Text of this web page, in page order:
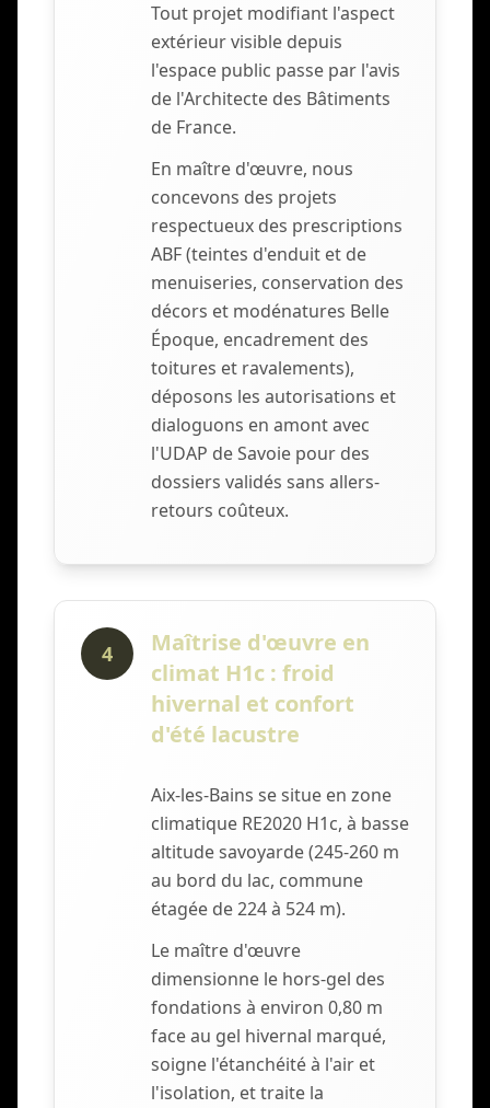
Tout projet modifiant l'aspect
extérieur visible depuis
l'espace public passe par l'avis
de l'Architecte des Bâtiments
de France.
En maître d'œuvre, nous
concevons des projets
respectueux des prescriptions
ABF (teintes d'enduit et de
menuiseries, conservation des
décors et modénatures Belle
Époque, encadrement des
toitures et ravalements),
déposons les autorisations et
dialoguons en amont avec
l'UDAP de Savoie pour des
dossiers validés sans allers-
retours coûteux.
4
Maîtrise d'œuvre en
climat H1c : froid
hivernal et confort
d'été lacustre
Aix-les-Bains se situe en zone
climatique RE2020 H1c, à basse
altitude savoyarde (245-260 m
au bord du lac, commune
étagée de 224 à 524 m).
Le maître d'œuvre
dimensionne le hors-gel des
fondations à environ 0,80 m
face au gel hivernal marqué,
soigne l'étanchéité à l'air et
l'isolation, et traite la